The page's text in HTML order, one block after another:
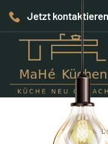
Jetzt kontaktieren
Start›Home-